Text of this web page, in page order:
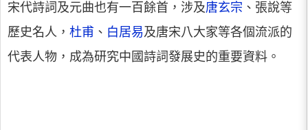
宋代詩詞及元曲也有一百餘首，涉及唐玄宗 、張說等
歷史名人， 杜甫 、 白居易及唐宋八大家等各個流派的
代表人物，成為研究中國詩詞發展史的重要資料。